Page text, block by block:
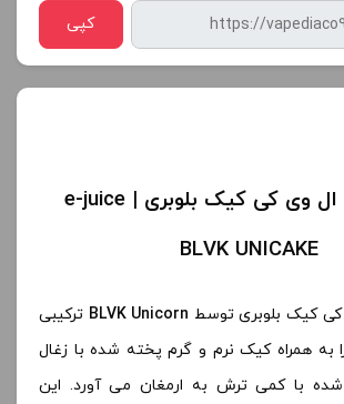
کپی
جویس بی ال وی کی کیک بلوبری | e-juice
BLVK UNICAKE
کیک بلوبری توسط BLVK Unicorn ترکیبی
به همراه کیک نرم و گرم پخته شده با زغال
شده با کمی ترش به ارمغان می آورد. این